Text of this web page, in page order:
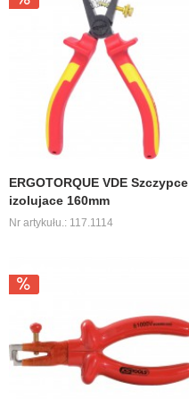
ERGOTORQUE VDE Szczypce
izolujace 160mm
Nr artykułu.: 117.1114